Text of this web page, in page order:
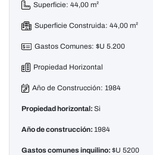
Superficie: 44,00 m²
Superficie Construida: 44,00 m²
Gastos Comunes: $U 5.200
Propiedad Horizontal
Año de Construcción: 1984
Propiedad horizontal: Si
Año de construcción: 1984
Gastos comunes inquilino: $U 5200